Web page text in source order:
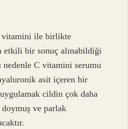
ile birlikte
etkili bir sonuç alınabildiği
C vitamini serumu
asit içeren bir
cildin çok daha
ve parlak